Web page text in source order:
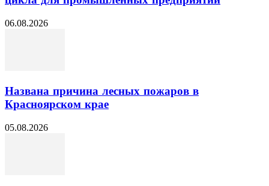
06.08.2026
Названа причина лесных пожаров в
Красноярском крае
05.08.2026